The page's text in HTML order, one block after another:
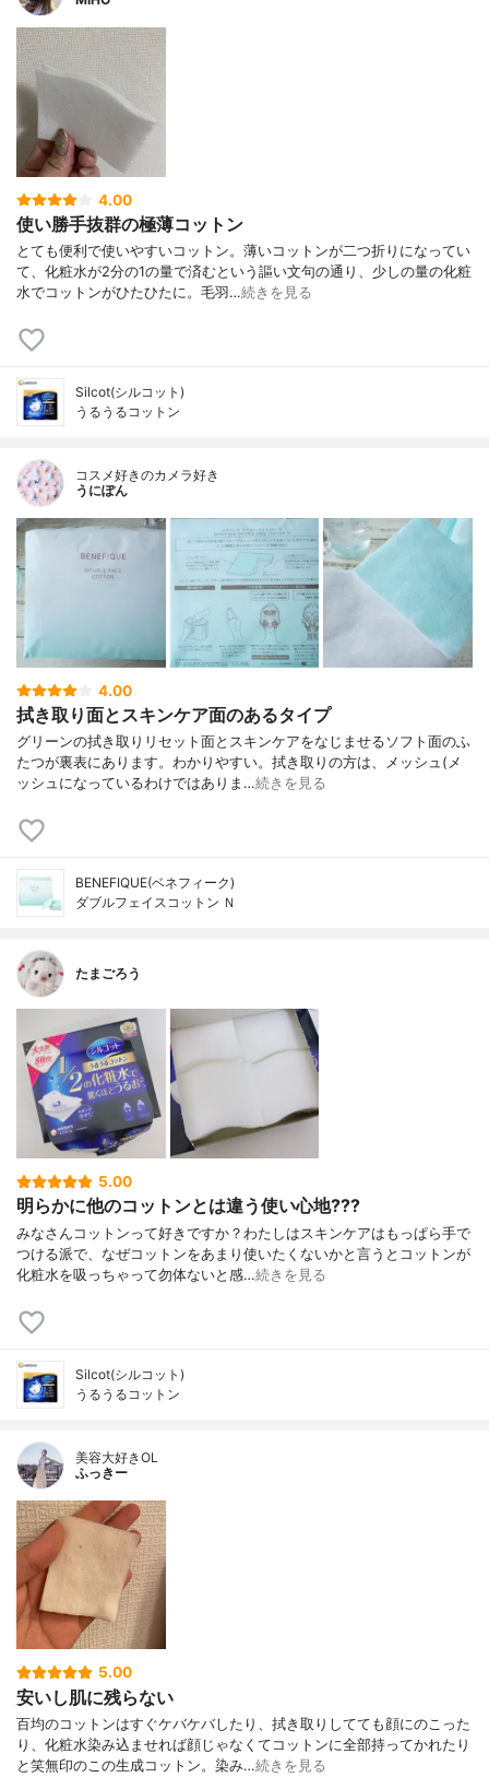
4.00
使い勝手抜群の極薄コットン
とても便利で使いやすいコットン。薄いコットンが二つ折りになってい
て、化粧水が2分の1の量で済むという謳い文句の通り、少しの量の化粧
水でコットンがひたひたに。毛羽…続きを見る
Silcot(シルコット)
うるうるコットン
コスメ好きのカメラ好き
うにぽん
4.00
拭き取り面とスキンケア面のあるタイプ
グリーンの拭き取りリセット面とスキンケアをなじませるソフト面のふ
たつが裏表にあります。わかりやすい。拭き取りの方は、メッシュ(メ
ッシュになっているわけではありま…続きを見る
BENEFIQUE(ベネフィーク)
ダブルフェイスコットン Ｎ
たまごろう
5.00
明らかに他のコットンとは違う使い心地???
みなさんコットンって好きですか？わたしはスキンケアはもっぱら手で
つける派で、なぜコットンをあまり使いたくないかと言うとコットンが
化粧水を吸っちゃって勿体ないと感…続きを見る
Silcot(シルコット)
うるうるコットン
美容大好きOL
ふっきー
5.00
安いし肌に残らない
百均のコットンはすぐケバケバしたり、拭き取りしてても顔にのこった
り、化粧水染み込ませれば顔じゃなくてコットンに全部持ってかれたり
と笑無印のこの生成コットン。染み…続きを見る